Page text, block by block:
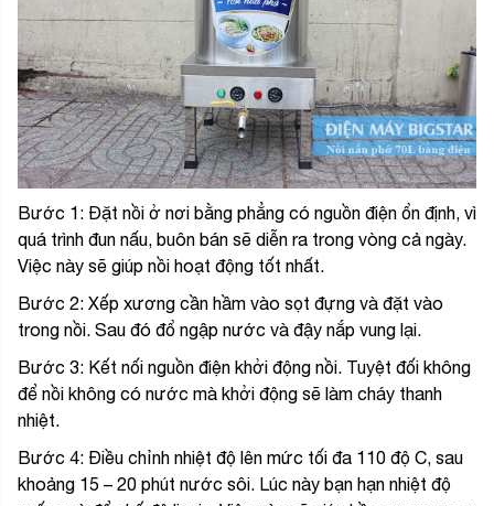
Bước 1: Đặt nồi ở nơi bằng phẳng có nguồn điện ổn định, vì
quá trình đun nấu, buôn bán sẽ diễn ra trong vòng cả ngày.
Việc này sẽ giúp nồi hoạt động tốt nhất.
Bước 2: Xếp xương cần hầm vào sọt đựng và đặt vào
trong nồi. Sau đó đổ ngập nước và đậy nắp vung lại.
Bước 3: Kết nối nguồn điện khởi động nồi. Tuyệt đối không
để nồi không có nước mà khởi động sẽ làm cháy thanh
nhiệt.
Bước 4: Điều chỉnh nhiệt độ lên mức tối đa 110 độ C, sau
khoảng 15 – 20 phút nước sôi. Lúc này bạn hạn nhiệt độ